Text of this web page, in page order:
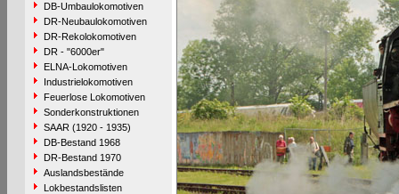
DB-Umbaulokomotiven
DR-Neubaulokomotiven
DR-Rekolokomotiven
DR - "6000er"
ELNA-Lokomotiven
Industrielokomotiven
Feuerlose Lokomotiven
Sonderkonstruktionen
SAAR (1920 - 1935)
DB-Bestand 1968
DR-Bestand 1970
Auslandsbestände
Lokbestandslisten